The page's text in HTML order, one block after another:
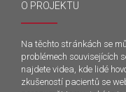
O PROJEKTU
Na těchto stránkách se
problémech souvisejících
najdete videa, kde lidé
zkušeností pacientů se